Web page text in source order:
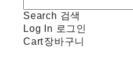
Search 검색
Log In 로그인
Cart장바구니